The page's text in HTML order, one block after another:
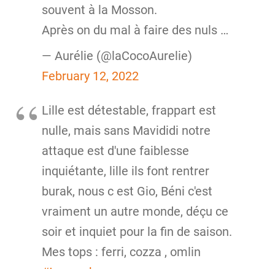
souvent à la Mosson.
Après on du mal à faire des nuls …
— Aurélie (@laCocoAurelie)
February 12, 2022
Lille est détestable, frappart est
nulle, mais sans Mavididi notre
attaque est d'une faiblesse
inquiétante, lille ils font rentrer
burak, nous c est Gio, Béni c'est
vraiment un autre monde, déçu ce
soir et inquiet pour la fin de saison.
Mes tops : ferri, cozza , omlin